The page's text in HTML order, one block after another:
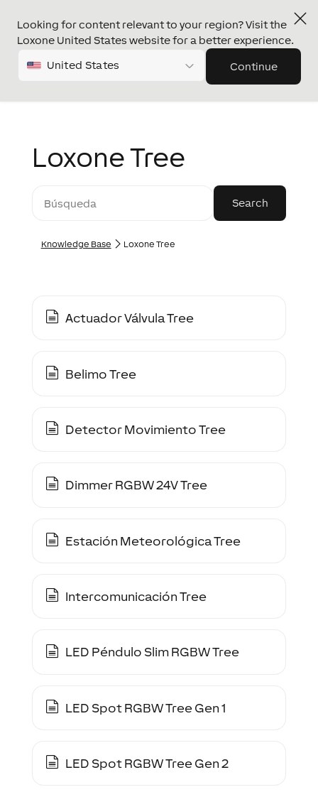
Looking for content relevant to your region? Visit the
Loxone United States website for a better experience.
United States Continue
Loxone Tree
Knowledge Base Loxone Tree
Actuador Válvula Tree
Belimo Tree
Detector Movimiento Tree
Dimmer RGBW 24V Tree
Estación Meteorológica Tree
Intercomunicación Tree
LED Péndulo Slim RGBW Tree
LED Spot RGBW Tree Gen 1
LED Spot RGBW Tree Gen 2